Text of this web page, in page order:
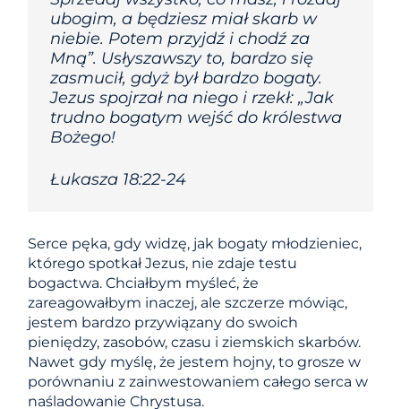
ubogim, a będziesz miał skarb w
niebie. Potem przyjdź i chodź za
Mną”. Usłyszawszy to, bardzo się
zasmucił, gdyż był bardzo bogaty.
Jezus spojrzał na niego i rzekł: „Jak
trudno bogatym wejść do królestwa
Bożego!
Łukasza 18:22-24
Serce pęka, gdy widzę, jak bogaty młodzieniec,
którego spotkał Jezus, nie zdaje testu
bogactwa. Chciałbym myśleć, że
zareagowałbym inaczej, ale szczerze mówiąc,
jestem bardzo przywiązany do swoich
pieniędzy, zasobów, czasu i ziemskich skarbów.
Nawet gdy myślę, że jestem hojny, to grosze w
porównaniu z zainwestowaniem całego serca w
naśladowanie Chrystusa.